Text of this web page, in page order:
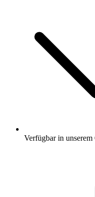
Verfügbar in